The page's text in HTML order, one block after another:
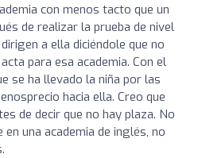
con menos tacto que un
de realizar la prueba de nivel
a ella diciéndole que no
para esa academia. Con el
se ha llevado la niña por las
hacia ella. Creo que
de decir que no hay plaza. No
una academia de inglés, no